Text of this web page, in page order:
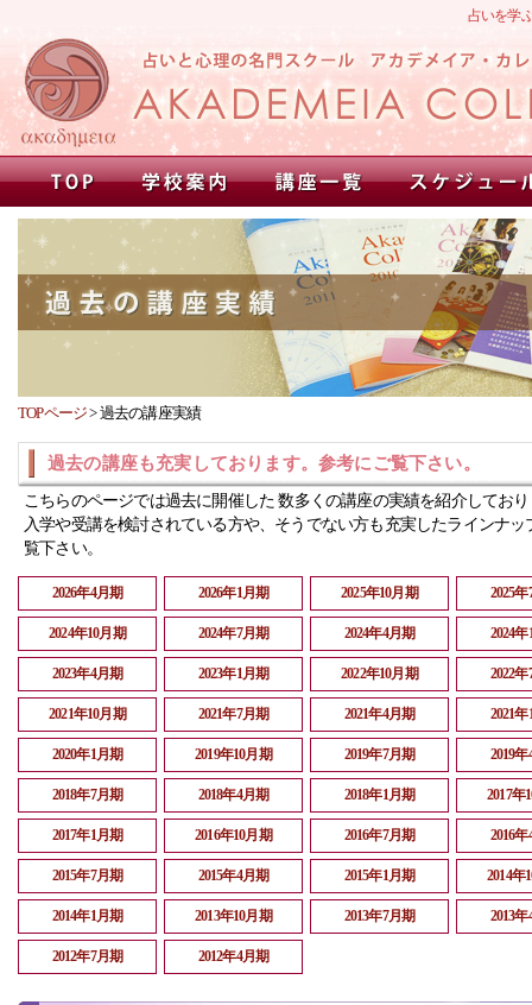
占いを学
TOPページ>過去の講座実績
過去の講座も充実しております。参考にご覧下さい。
こちらのページでは過去に開催した 数多くの講座の実績を紹介してお
入学や受講を検討されている方や、そうでない方も充実したラインナッ
覧下さい。
2026年4月期 2026年1月期 2025年10月期 2025
2024年10月期 2024年7月期 2024年4月期 2024
2023年4月期 2023年1月期 2022年10月期 2022
2021年10月期 2021年7月期 2021年4月期 2021
2020年1月期 2019年10月期 2019年7月期 2019
2018年7月期 2018年4月期 2018年1月期 2017年
2017年1月期 2016年10月期 2016年7月期 2016
2015年7月期 2015年4月期 2015年1月期 2014年
2014年1月期 2013年10月期 2013年7月期 2013
2012年7月期 2012年4月期